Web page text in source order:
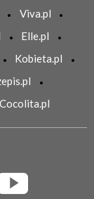
Viva.pl
Elle.pl
Kobieta.pl
Cocolita.pl